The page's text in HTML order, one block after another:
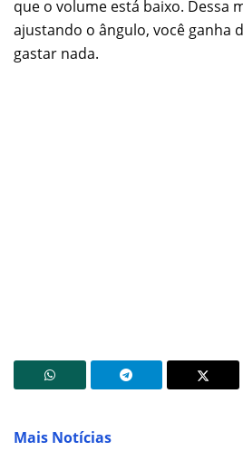
que o volume está baixo. Dessa
ajustando o ângulo, você ganha
gastar nada.
Mais Notícias